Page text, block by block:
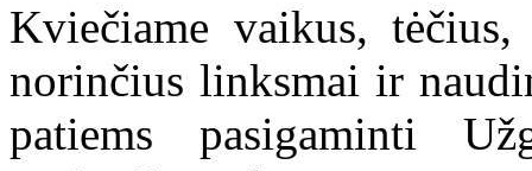
Kviečiame vaikus,
norinčius linksmai ir
patiems pasigaminti